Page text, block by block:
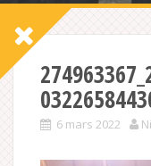
6 mars 2022